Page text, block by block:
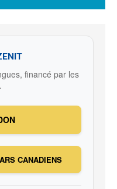
financé par les
CANADIENS